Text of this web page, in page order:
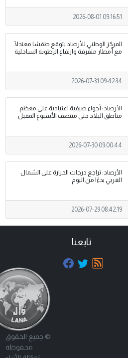
2026-08-01 09:16:51
المركز الوطني للأرصاد يتوقع طقسًا معتدلًا
مع أمطار متفرقة وارتفاع الرطوبة الساحلية
2026-07-31 09:42:34
الأرصاد: أجواء صيفية اعتيادية على معظم
مناطق البلاد حتى منتصف الأسبوع المقبل
2026-07-30 09:00:44
الأرصاد: تراجع درجات الحرارة على الشمال
الغربي بدءًا من اليوم
2026-07-29 08:42:19
تابعنا
© جميع الحقوق
محفوظة